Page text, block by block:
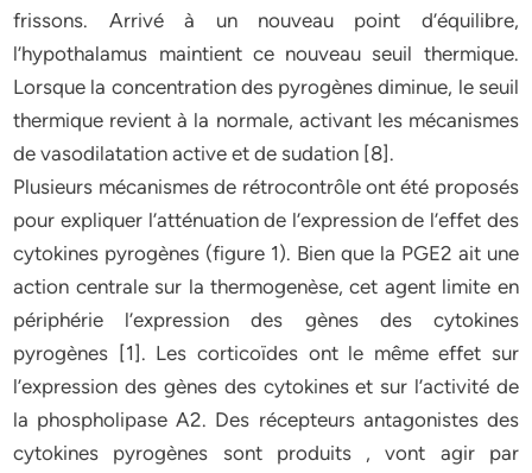
frissons. Arrivé à un nouveau point d’équilibre,
l’hypothalamus maintient ce nouveau seuil thermique.
Lorsque la concentration des pyrogènes diminue, le seuil
thermique revient à la normale, activant les mécanismes
de vasodilatation active et de sudation [8].
Plusieurs mécanismes de rétrocontrôle ont été proposés
pour expliquer l’atténuation de l’expression de l’effet des
cytokines pyrogènes (figure 1). Bien que la PGE2 ait une
action centrale sur la thermogenèse, cet agent limite en
périphérie l’expression des gènes des cytokines
pyrogènes [1]. Les corticoïdes ont le même effet sur
l’expression des gènes des cytokines et sur l’activité de
la phospholipase A2. Des récepteurs antagonistes des
cytokines pyrogènes sont produits , vont agir par